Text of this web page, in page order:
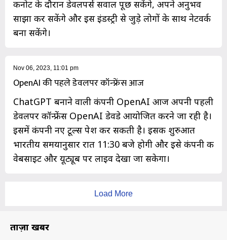
कीनोट के दौरान डेवलपर्स सवाल पूछ सकेंगे, अपने अनुभव
साझा कर सकेंगे और इस इंडस्ट्री से जुड़े लोगों के साथ नेटवर्क
बना सकेंगे।
Nov 06, 2023, 11:01 pm
OpenAI की पहले डेवलपर कॉन्फ्रेंस आज
ChatGPT बनाने वाली कंपनी OpenAI आज अपनी पहली
डेवलपर कॉन्फ्रेंस OpenAI डेवडे आयोजित करने जा रही है।
इसमें कंपनी नए टूल्स पेश कर सकती है। इसकी शुरुआत
भारतीय समयानुसार रात 11:30 बजे होगी और इसे कंपनी की
वेबसाइट और यूट्यूब पर लाइव देखा जा सकेगा।
Load More
ताज़ा खबरें